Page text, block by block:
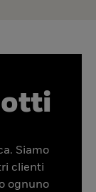
Siamo
clienti
ognuno